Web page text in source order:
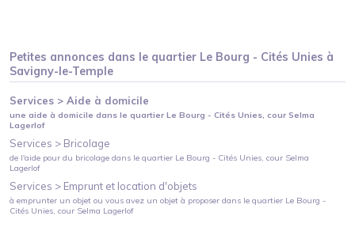
Petites annonces dans le quartier Le Bourg - Cités Unies à
Savigny-le-Temple
Services >Aide à domicile
une aide à domicile dans le quartierLe Bourg - Cités Unies, cour Selma
Lagerlof
Services > Bricolage
de l'aide pour du bricolage dans le quartier Le Bourg - Cités Unies, cour Selma
Lagerlof
Services > Emprunt et location d'objets
à emprunter un objet ou vous avez un objet à proposer dans le quartier Le Bourg -
Cités Unies, cour Selma Lagerlof